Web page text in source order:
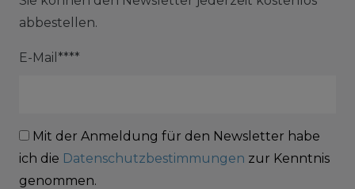
abbestellen.
E-Mail****
Mit der Anmeldung für den Newsletter habe
ich die Datenschutzbestimmungen zur Kenntnis
genommen.